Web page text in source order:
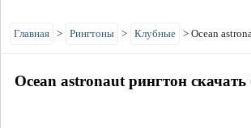
Главная > Рингтоны > Клубные > Ocean
Ocean astronaut рингтон скачать